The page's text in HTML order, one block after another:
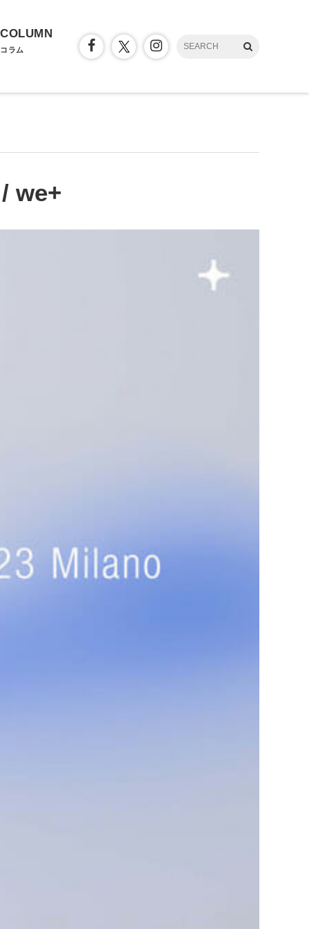
COLUMN
コラム
we+